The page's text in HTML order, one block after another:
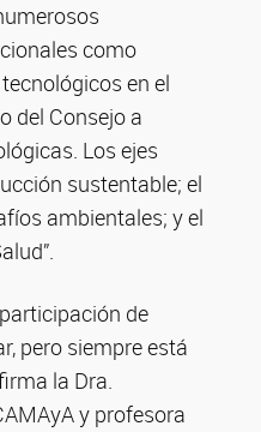
como
en el
del Consejo a
Los ejes
sustentable; el
ambientales; y el
de
pero siempre está
la Dra.
y profesora